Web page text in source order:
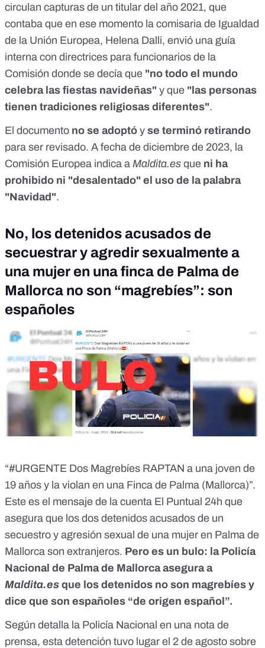
circulan capturas de un titular del año 2021, que
contaba que en ese momento la comisaria de Igualdad
de la Unión Europea, Helena Dalli, envió una guía
interna con directrices para funcionarios de la
Comisión donde se decía que "no todo el mundo
celebra las fiestas navideñas" y que "las personas
tienen tradiciones religiosas diferentes".
El documento no se adoptó y se terminó retirando
para ser revisado. A fecha de diciembre de 2023, la
Comisión Europea indica a Maldita.es que ni ha
prohibido ni "desalentado" el uso de la palabra
"Navidad".
No, los detenidos acusados de
secuestrar y agredir sexualmente a
una mujer en una finca de Palma de
Mallorca no son “magrebíes”: son
españoles
“#URGENTE Dos Magrebíes RAPTAN a una joven de
19 años y la violan en una Finca de Palma (Mallorca)”.
Este es el mensaje de la cuenta El Puntual 24h que
asegura que los dos detenidos acusados de un
secuestro y agresión sexual de una mujer en Palma de
Mallorca son extranjeros. Pero es un bulo: la Policía
Nacional de Palma de Mallorca asegura a
Maldita.es que los detenidos no son magrebíes y
dice que son españoles “de origen español”.
Según detalla la Policía Nacional en una nota de
prensa, esta detención tuvo lugar el 2 de agosto sobre